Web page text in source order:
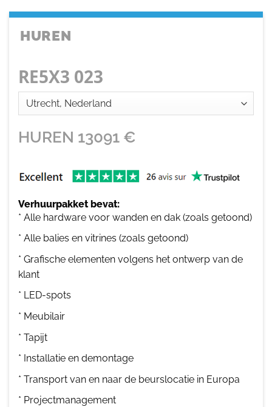
HUREN
RE5X3 023
HUREN 13091 €
Verhuurpakket bevat:
* Alle hardware voor wanden en dak (zoals getoond)
* Alle balies en vitrines (zoals getoond)
* Grafische elementen volgens het ontwerp van de
klant
* LED-spots
* Meubilair
* Tapijt
* Installatie en demontage
* Transport van en naar de beurslocatie in Europa
* Projectmanagement